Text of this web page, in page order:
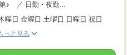
♪ ／ 日勤・夜勤...
曜日 金曜日 土曜日 日曜日 祝日
っと見る